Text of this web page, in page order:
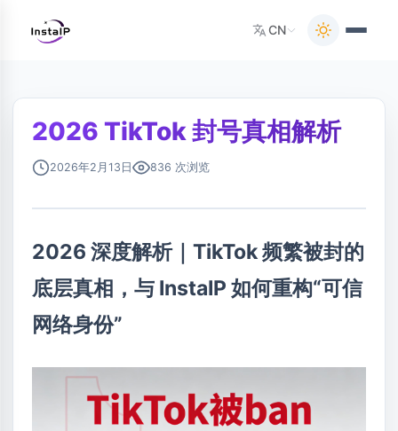
CN
2026 TikTok 封号真相解析
2026年2月13日 836 次浏览
2026 深度解析｜TikTok 频繁被封的
底层真相，与 InstaIP 如何重构“可信
网络身份”